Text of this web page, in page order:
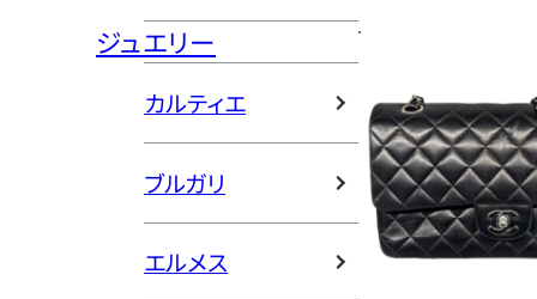
ジュエリー
カルティエ
ブルガリ
エルメス